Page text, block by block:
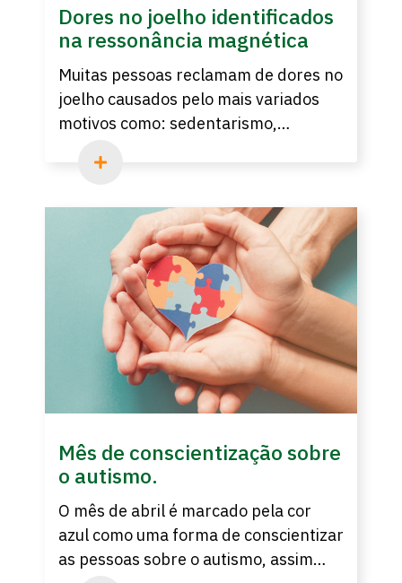
Dores no joelho identificados
na ressonância magnética
Muitas pessoas reclamam de dores no
joelho causados pelo mais variados
motivos como: sedentarismo,
forma errada, etc. O suporte de um
problema de saúde através da
ressonância magnética são
fundamentais para o tratamento
adequado.
Mês de conscientização sobre
o autismo.
O mês de abril é marcado pela cor
azul como uma forma de conscientizar
as pessoas sobre o autismo, assim